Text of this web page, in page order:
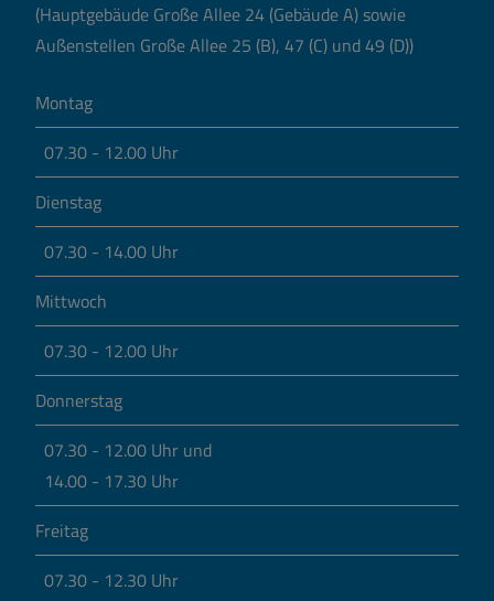
(Hauptgebäude Große Allee 24 (Gebäude A) sowie
Außenstellen Große Allee 25 (B), 47 (C) und 49 (D))
Montag
07.30 - 12.00 Uhr
Dienstag
07.30 - 14.00 Uhr
Mittwoch
07.30 - 12.00 Uhr
Donnerstag
07.30 - 12.00 Uhr und
14.00 - 17.30 Uhr
Freitag
07.30 - 12.30 Uhr